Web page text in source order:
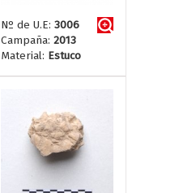
Nº de U.E: 3006
Campaña: 2013
Material: Estuco